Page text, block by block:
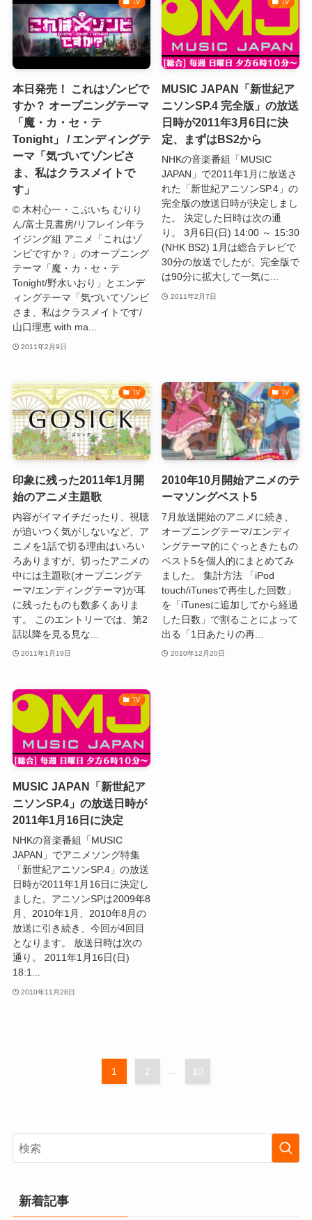
TV
本日発売！ これはゾンビで
すか？ オープニングテーマ
「魔・カ・セ・テ
Tonight」 / エンディングテ
ーマ「気づいてゾンビさ
ま、私はクラスメイトで
す」
© 木村心一・こぶいち むりり
ん/富士見書房/リフレイン年ラ
イジング組 アニメ「これはゾ
ンビですか？」のオープニング
テーマ「魔・カ・セ・テ
Tonight/野水いおり」とエンデ
ィングテーマ「気づいてゾンビ
さま、私はクラスメイトです/
山口理恵 with ma...
2011年2月9日
TV
MUSIC JAPAN「新世紀ア
ニソンSP.4 完全版」の放送
日時が2011年3月6日に決
定、まずはBS2から
NHKの音楽番組「MUSIC
JAPAN」で2011年1月に放送さ
れた「新世紀アニソンSP.4」の
完全版の放送日時が決定しまし
た。 決定した日時は次の通
り。 3月6日(日) 14:00 ～ 15:30
(NHK BS2) 1月は総合テレビで
30分の放送でしたが、完全版で
は90分に拡大して一気に...
2011年2月7日
TV
印象に残った2011年1月開
始のアニメ主題歌
内容がイマイチだったり、視聴
が追いつく気がしないなど、ア
ニメを1話で切る理由はいろい
ろありますが、切ったアニメの
中には主題歌(オープニングテ
ーマ/エンディングテーマ)が耳
に残ったものも数多くありま
す。 このエントリーでは、第2
話以降を見る見な...
2011年1月19日
TV
2010年10月開始アニメのテ
ーマソングベスト5
7月放送開始のアニメに続き、
オープニングテーマ/エンディ
ングテーマ的にぐっときたもの
ベスト5を個人的にまとめてみ
ました。 集計方法 「iPod
touch/iTunesで再生した回数」
を「iTunesに追加してから経過
した日数」で割ることによって
出る「1日あたりの再...
2010年12月20日
TV
MUSIC JAPAN「新世紀ア
ニソンSP.4」の放送日時が
2011年1月16日に決定
NHKの音楽番組「MUSIC
JAPAN」でアニメソング特集
「新世紀アニソンSP.4」の放送
日時が2011年1月16日に決定し
ました。アニソンSPは2009年8
月、2010年1月、2010年8月の
放送に引き続き、今回が4回目
となります。 放送日時は次の
通り。 2011年1月16日(日)
18:1...
2010年11月28日
1 2 ... 10
新着記事